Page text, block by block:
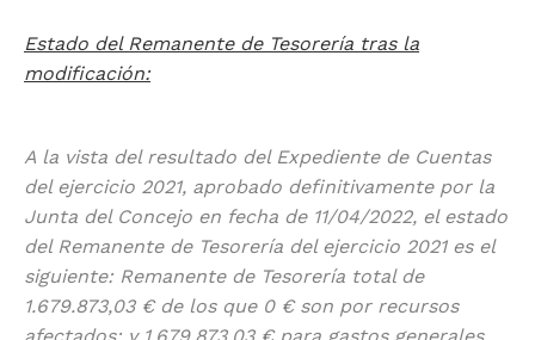
Estado del Remanente de Tesorería tras la
modificación:
A la vista del resultado del Expediente de Cuentas
del ejercicio 2021, aprobado definitivamente por la
Junta del Concejo en fecha de 11/04/2022, el estado
del Remanente de Tesorería del ejercicio 2021 es el
siguiente: Remanente de Tesorería total de
1.679.873,03 € de los que 0 € son por recursos